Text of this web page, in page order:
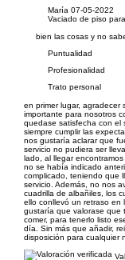
María 07-05-2022
Vaciado de piso
bien las cosas y no
Puntualidad
Profesionalidad
Trato personal
en primer lugar, agradecer
importante para nosotros
quedase satisfecha con el
siempre cumplir las
nos gustaría aclarar que
servicio no pudiera ser
lado, al llegar
no se había indicado
complicado, teniendo que
servicio. Además, no nos
cuadrilla de albañiles, los
ello conllevó un retraso en
gustaría que valorase que
comer, para tenerlo listo
día. Sin más que añadir,
disposición para cualquier